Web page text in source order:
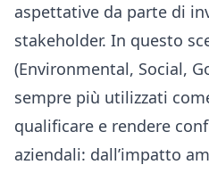
aspettative da parte di
stakeholder. In questo
(Environmental, Social,
sempre più utilizzati
qualificare e rendere
aziendali: dall’impatto